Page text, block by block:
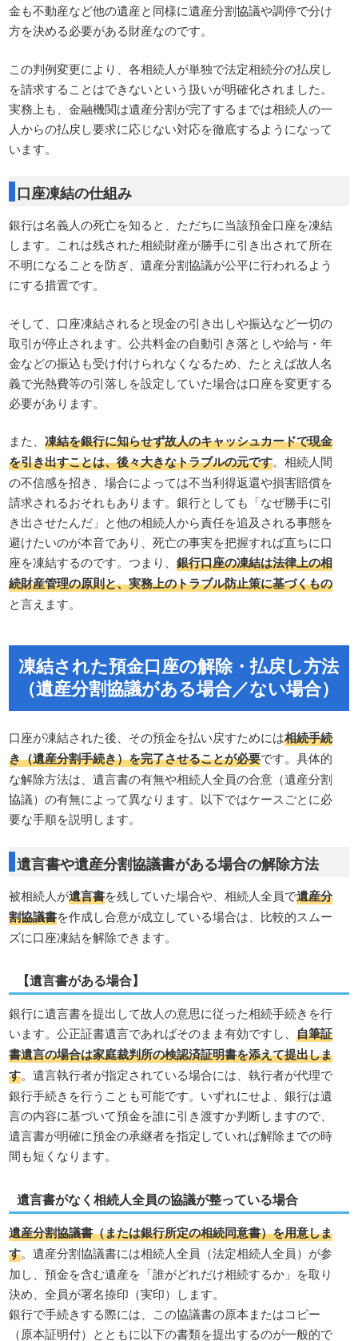
金も不動産など他の遺産と同様に遺産分割協議や調停で分け
方を決める必要がある財産なのです。
この判例変更により、各相続人が単独で法定相続分の払戻し
を請求することはできないという扱いが明確化されました。
実務上も、金融機関は遺産分割が完了するまでは相続人の一
人からの払戻し要求に応じない対応を徹底するようになって
います。
口座凍結の仕組み
銀行は名義人の死亡を知ると、ただちに当該預金口座を凍結
します。これは残された相続財産が勝手に引き出されて所在
不明になることを防ぎ、遺産分割協議が公平に行われるよう
にする措置です。
そして、口座凍結されると現金の引き出しや振込など一切の
取引が停止されます。公共料金の自動引き落としや給与・年
金などの振込も受け付けられなくなるため、たとえば故人名
義で光熱費等の引落しを設定していた場合は口座を変更する
必要があります。
また、凍結を銀行に知らせず故人のキャッシュカードで現金
を引き出すことは、後々大きなトラブルの元です。相続人間
の不信感を招き、場合によっては不当利得返還や損害賠償を
請求されるおそれもあります。銀行としても「なぜ勝手に引
き出させたんだ」と他の相続人から責任を追及される事態を
避けたいのが本音であり、死亡の事実を把握すれば直ちに口
座を凍結するのです。つまり、銀行口座の凍結は法律上の相
続財産管理の原則と、実務上のトラブル防止策に基づくもの
と言えます。
凍結された預金口座の解除・払戻し方法
（遺産分割協議がある場合／ない場合）
口座が凍結された後、その預金を払い戻すためには相続手続
き（遺産分割手続き）を完了させることが必要です。具体的
な解除方法は、遺言書の有無や相続人全員の合意（遺産分割
協議）の有無によって異なります。以下ではケースごとに必
要な手順を説明します。
遺言書や遺産分割協議書がある場合の解除方法
被相続人が遺言書を残していた場合や、相続人全員で遺産分
割協議書を作成し合意が成立している場合は、比較的スムー
ズに口座凍結を解除できます。
【遺言書がある場合】
銀行に遺言書を提出して故人の意思に従った相続手続きを行
います。公正証書遺言であればそのまま有効ですし、自筆証
書遺言の場合は家庭裁判所の検認済証明書を添えて提出しま
す。遺言執行者が指定されている場合には、執行者が代理で
銀行手続きを行うことも可能です。いずれにせよ、銀行は遺
言の内容に基づいて預金を誰に引き渡すか判断しますので、
遺言書が明確に預金の承継者を指定していれば解除までの時
間も短くなります。
遺言書がなく相続人全員の協議が整っている場合
遺産分割協議書（または銀行所定の相続同意書）を用意しま
す。遺産分割協議書には相続人全員（法定相続人全員）が参
加し、預金を含む遺産を「誰がどれだけ相続するか」を取り
決め、全員が署名捺印（実印）します。
銀行で手続きする際には、この協議書の原本またはコピー
（原本証明付）とともに以下の書類を提出するのが一般的で